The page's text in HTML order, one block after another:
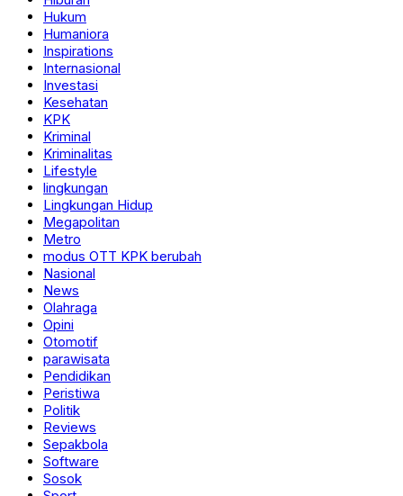
Hukum
Humaniora
Inspirations
Internasional
Investasi
Kesehatan
KPK
Kriminal
Kriminalitas
Lifestyle
lingkungan
Lingkungan Hidup
Megapolitan
Metro
modus OTT KPK berubah
Nasional
News
Olahraga
Opini
Otomotif
parawisata
Pendidikan
Peristiwa
Politik
Reviews
Sepakbola
Software
Sosok